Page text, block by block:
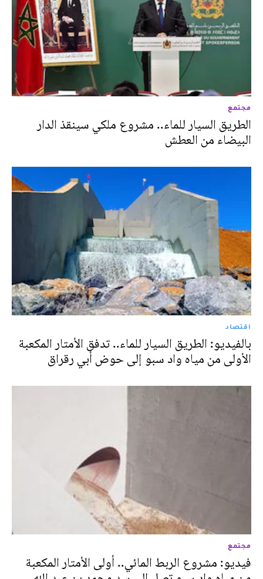
مجتمع
الطريق السيار للماء.. مشروع ملكي سينقذ الدار
البيضاء من العطش
اقتصاد
بالفيديو: الطريق السيار للماء.. تدفق الأمتار المكعبة
الأولى من مياه واد سبو إلى حوض أبي رقراق
مجتمع
فيديو: مشروع الربط المائي.. أولى الأمتار المكعبة